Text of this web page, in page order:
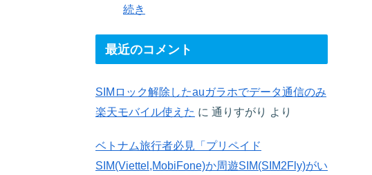
続き
最近のコメント
SIMロック解除したauガラホでデータ通信のみ
楽天モバイル使えた に 通りすがり より
ベトナム旅行者必見「プリペイド
SIM(Viettel,MobiFone)か周遊SIM(SIM2Fly)がい